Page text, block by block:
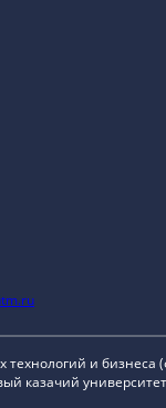
и бизнеса
казачий